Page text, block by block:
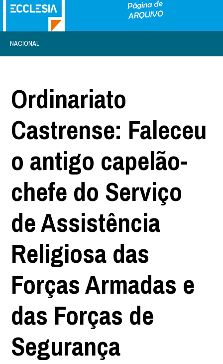
NACIONAL
Ordinariato
Castrense: Faleceu
o antigo capelão-
chefe do Serviço
de Assistência
Religiosa das
Forças Armadas e
das Forças de
Segurança